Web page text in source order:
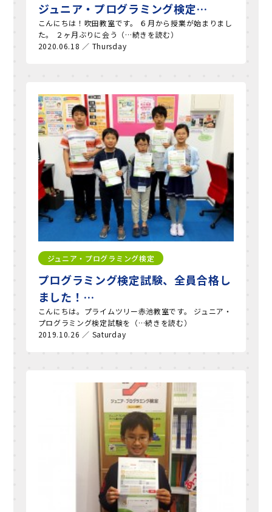
ジュニア・プログラミング検定…
こんにちは！吹田教室です。 ６月から授業が始まりまし
た。 ２ヶ月ぶりに会う（…続きを読む）
2020.06.18 ／ Thursday
ジュニア・プログラミング検定
プログラミング検定試験、全員合格し
ました！…
こんにちは。プライムツリー赤池教室です。 ジュニア・
プログラミング検定試験を（…続きを読む）
2019.10.26 ／ Saturday